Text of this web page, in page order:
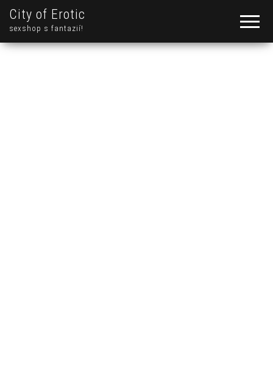
City of Erotic
sexshop s fantazií!